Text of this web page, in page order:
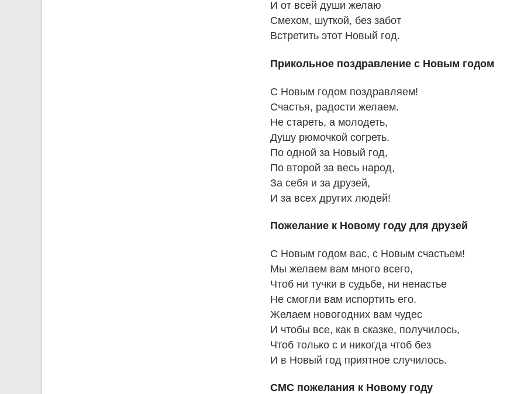
И от всей души желаю
Смехом, шуткой, без забот
Встретить этот Новый год.
Прикольное поздравление с Новым годом
С Новым годом поздравляем!
Счастья, радости желаем.
Не стареть, а молодеть,
Душу рюмочкой согреть.
По одной за Новый год,
По второй за весь народ,
За себя и за друзей,
И за всех других людей!
Пожелание к Новому году для друзей
С Новым годом вас, с Новым счастьем!
Мы желаем вам много всего,
Чтоб ни тучки в судьбе, ни ненастье
Не смогли вам испортить его.
Желаем новогодних вам чудес
И чтобы все, как в сказке, получилось,
Чтоб только с и никогда чтоб без
И в Новый год приятное случилось.
СМС пожелания к Новому году